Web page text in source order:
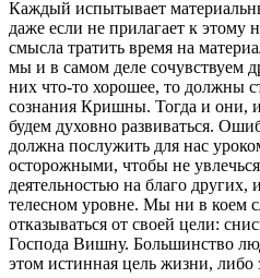
Каждый испытывает
даже если не прилагает к
смысла тратить время на
мы и в самом деле сочувствуем
них что-то хорошее, то должны
сознания Кришны. Тогда и они,
будем духовно развиваться.
должна послужить для нас
осторожными, чтобы не
деятельностью на благо других,
телесном уровне. Мы ни в коем
отказываться от своей цели:
Господа Вишну. Большинство
этом истинная цель жизни,